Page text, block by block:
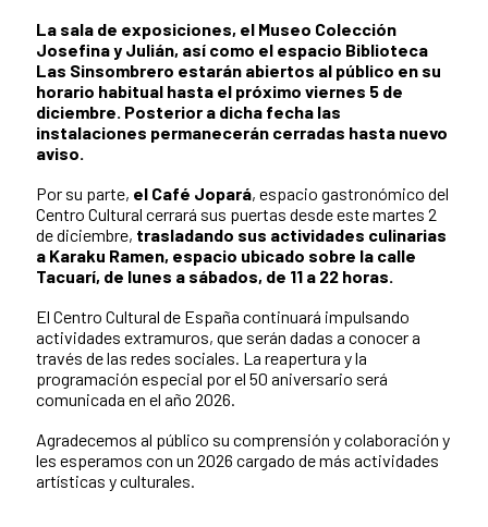
La sala de exposiciones, el Museo Colección
Josefina y Julián, así como el espacio Biblioteca
Las Sinsombrero estarán abiertos al público en su
horario habitual hasta el próximo viernes 5 de
diciembre. Posterior a dicha fecha las
instalaciones permanecerán cerradas hasta nuevo
aviso.
Por su parte, el Café Jopará, espacio gastronómico del
Centro Cultural cerrará sus puertas desde este martes 2
de diciembre, trasladando sus actividades culinarias
a Karaku Ramen, espacio ubicado sobre la calle
Tacuarí, de lunes a sábados, de 11 a 22 horas.
El Centro Cultural de España continuará impulsando
actividades extramuros, que serán dadas a conocer a
través de las redes sociales. La reapertura y la
programación especial por el 50 aniversario será
comunicada en el año 2026.
Agradecemos al público su comprensión y colaboración y
les esperamos con un 2026 cargado de más actividades
artísticas y culturales.